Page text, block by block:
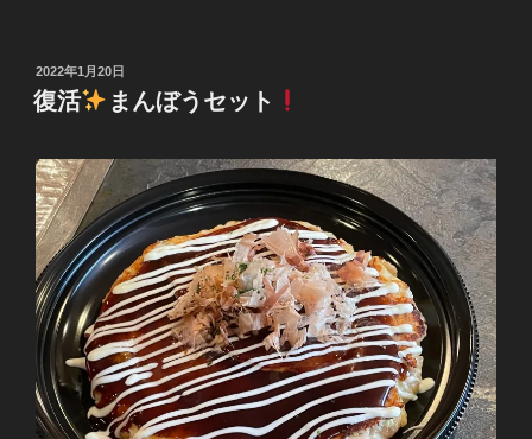
投
稿
日:
2022年1月20日
復活 まんぼうセット